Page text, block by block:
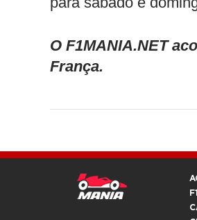
O F1MANIA.NET
França.
F1